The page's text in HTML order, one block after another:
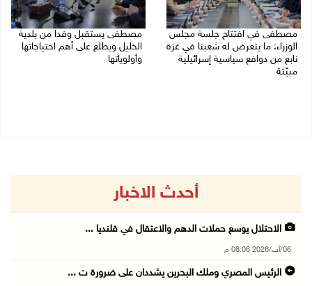
مصطفى في افتتاح جلسة مجلس
الوزراء: ما يتعرض له شعبنا في غزة
نابع من دوافع سياسية إسرائيلية
مبيّتة
مصطفى يستقبل وفدا من بلدية
الخليل ويطلع على أهم احتياجاتها
وأولوياتها
أحدث الاخبار
الاحتلال يوسع حملات الدهم والاعتقال في قلنديا ...
06/آب/2026 08:06 م
الرئيس المصري وملك البحرين يشددان على ضرورة ت ...